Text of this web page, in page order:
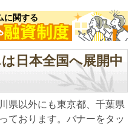
に関する
日本全国へ展開中
県以外にも東京都、千葉県
ております。バナーをタッ